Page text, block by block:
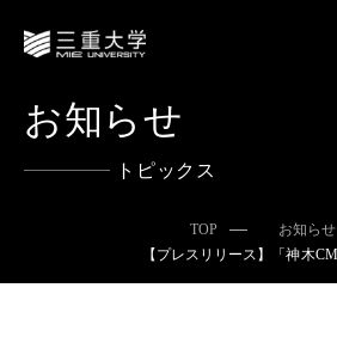
お知らせ
トピックス
TOP お知らせ
【プレスリリース】「神木